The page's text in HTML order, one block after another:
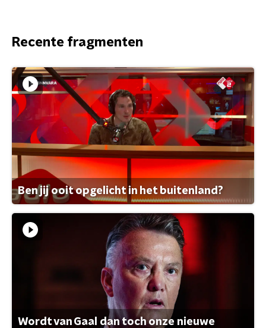
Recente fragmenten
Ben jij ooit opgelicht in het buitenland?
Wordt van Gaal dan toch onze nieuwe